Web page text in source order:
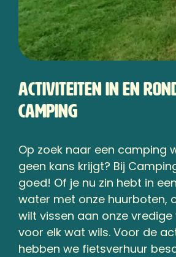
Activiteiten in en
camping
Op zoek naar een camping
geen kans krijgt? Bij
goed! Of je nu zin hebt in
water met onze huurboten,
wilt vissen aan onze vredige
voor elk wat wils. Voor de
hebben we fietsverhuur